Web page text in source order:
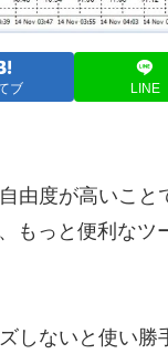
ブ LINE
由度が高いこと
もっと便利なツ
しないと使い勝